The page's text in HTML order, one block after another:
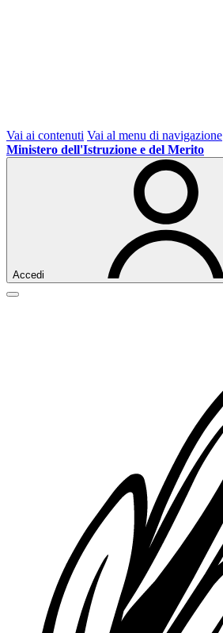
Vai ai contenuti Vai al menu di navigazione
Ministero dell'Istruzione e del Merito
Accedi